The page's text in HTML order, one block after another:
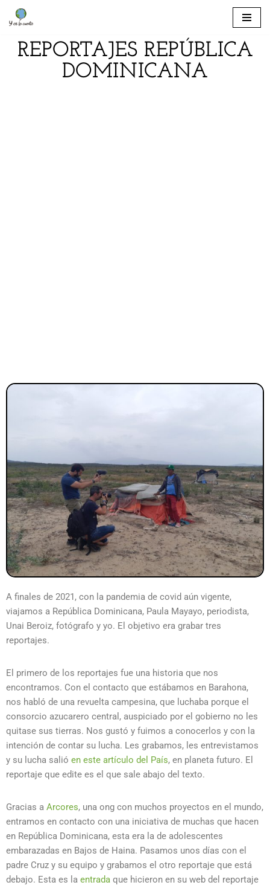
REPORTAJES REPÚBLICA
DOMINICANA
A finales de 2021, con la pandemia de covid aún vigente,
viajamos a República Dominicana, Paula Mayayo, periodista,
Unai Beroiz, fotógrafo y yo. El objetivo era grabar tres
reportajes.
El primero de los reportajes fue una historia que nos
encontramos. Con el contacto que estábamos en Barahona,
nos habló de una revuelta campesina, que luchaba porque el
consorcio azucarero central, auspiciado por el gobierno no les
quitase sus tierras. Nos gustó y fuimos a conocerlos y con la
intención de contar su lucha. Les grabamos, les entrevistamos
y su lucha salió en este artículo del País, en planeta futuro. El
reportaje que edite es el que sale abajo del texto.
Gracias a Arcores, una ong con muchos proyectos en el mundo,
entramos en contacto con una iniciativa de muchas que hacen
en República Dominicana, esta era la de adolescentes
embarazadas en Bajos de Haina. Pasamos unos días con el
padre Cruz y su equipo y grabamos el otro reportaje que está
debajo. Esta es la entrada que hicieron en su web del reportaje